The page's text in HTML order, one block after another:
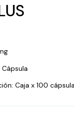
Caja x 100